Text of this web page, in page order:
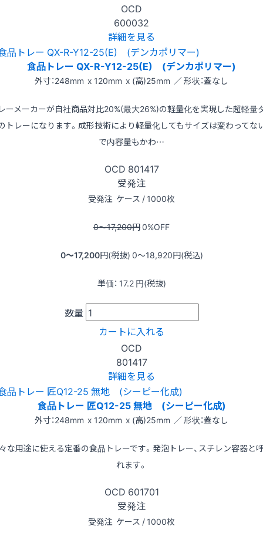
OCD
600032
詳細を見る
食品トレー QX-R-Y12-25(E) (デンカポリマー)
外寸：248mm x 120mm x (高)25mm ／ 形状：蓋なし
ーメーカーが自社商品対比20%(最大26%)の軽量化を実現した超軽量
トレーになります。成形技術により軽量化してもサイズは変わってな
で内容量もかわ…
OCD 801417
受発注
受発注 ケース / 1000枚
0〜17,200円0%OFF
0〜17,200円(税抜) 0〜18,920円(税込)
単価： 17.2 円(税抜)
数量
カートに入れる
OCD
801417
詳細を見る
食品トレー 匠Q12-25 無地 (シーピー化成)
外寸：248mm x 120mm x (高)25mm ／ 形状：蓋なし
な用途に使える定番の食品トレーです。発泡トレー、スチレン容器と
れます。
OCD 601701
受発注
受発注 ケース / 1000枚